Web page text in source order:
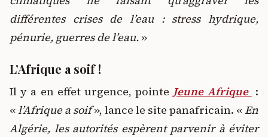
différentes crises de l’eau : stress hydrique,
pénurie, guerres de l’eau. »
L’Afrique a soif !
Il y a en effet urgence, pointe Jeune Afrique :
«l’Afrique a soif», lance le site panafricain. «En
Algérie, les autorités espèrent parvenir à éviter